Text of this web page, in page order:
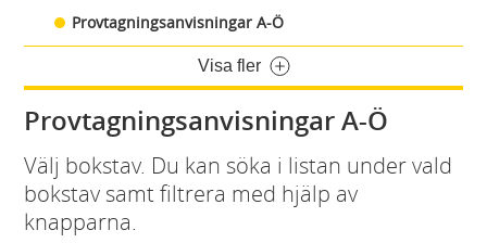
Provtagningsanvisningar A-Ö
Visa fler
Provtagningsanvisningar A-Ö
Välj bokstav. Du kan söka i listan under vald
bokstav samt filtrera med hjälp av
knapparna.